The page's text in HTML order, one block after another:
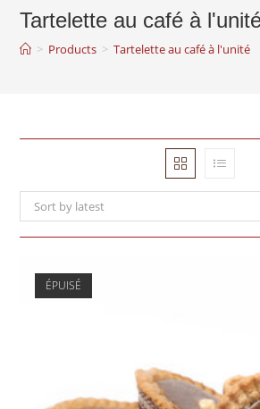
Tartelette au café à
> Products > Tartelette au café à l'unité
Sort by latest
ÉPUISÉ